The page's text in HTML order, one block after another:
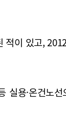
이 있고,
용·온건노